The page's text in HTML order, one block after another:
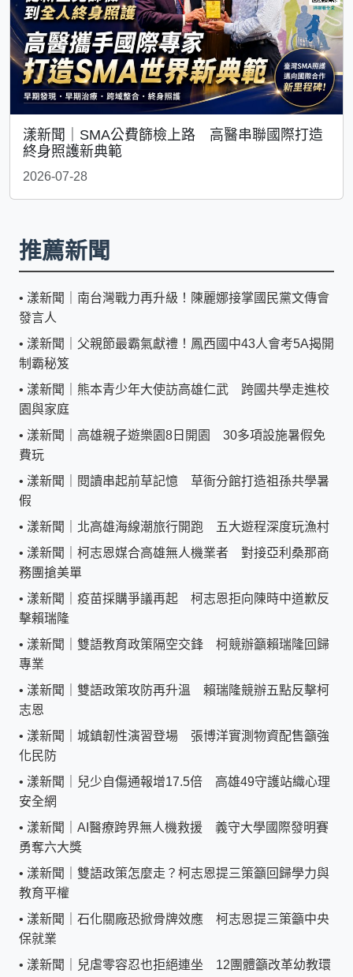
漾新聞｜SMA公費篩檢上路 高醫串聯國際打造
終身照護新典範
2026-07-28
推薦新聞
• 漾新聞｜南台灣戰力再升級！陳麗娜接掌國民黨文傳會
發言人
• 漾新聞｜父親節最霸氣獻禮！鳳西國中43人會考5A揭開
制霸秘笈
• 漾新聞｜熊本青少年大使訪高雄仁武 跨國共學走進校
園與家庭
• 漾新聞｜高雄親子遊樂園8日開園 30多項設施暑假免
費玩
• 漾新聞｜閱讀串起前草記憶 草衙分館打造祖孫共學暑
假
• 漾新聞｜北高雄海線潮旅行開跑 五大遊程深度玩漁村
• 漾新聞｜柯志恩媒合高雄無人機業者 對接亞利桑那商
務團搶美單
• 漾新聞｜疫苗採購爭議再起 柯志恩拒向陳時中道歉反
擊賴瑞隆
• 漾新聞｜雙語教育政策隔空交鋒 柯競辦籲賴瑞隆回歸
專業
• 漾新聞｜雙語政策攻防再升溫 賴瑞隆競辦五點反擊柯
志恩
• 漾新聞｜城鎮韌性演習登場 張博洋實測物資配售籲強
化民防
• 漾新聞｜兒少自傷通報增17.5倍 高雄49守護站織心理
安全網
• 漾新聞｜AI醫療跨界無人機救援 義守大學國際發明賽
勇奪六大獎
• 漾新聞｜雙語政策怎麼走？柯志恩提三策籲回歸學力與
教育平權
• 漾新聞｜石化關廠恐掀骨牌效應 柯志恩提三策籲中央
保就業
• 漾新聞｜兒虐零容忍也拒絕連坐 12團體籲改革幼教環